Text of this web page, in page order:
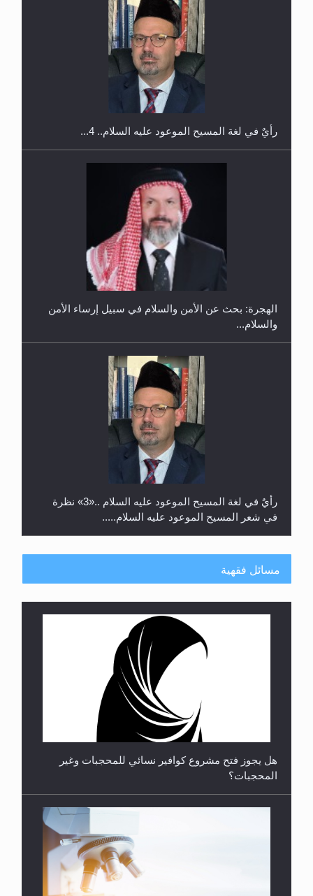
اليوم الوطني الرياضي لمجلس أنصار الله في هولندا
إتمام حفظ القرآن الكريم لثلاثة طلاب من مدرسة الحفظ
رأيٌ في لغة المسيح الموعود عليه السلام.. 4...
الهجرة: بحث عن الأمن والسلام في سبيل إرساء الأمن
والسلام...
رأيٌ في لغة المسيح الموعود عليه السلام ..«3» نظرة
في شعر المسيح الموعود عليه السلام.....
**الحصن الحصين من وساوس المعارضين ...**...
مسائل فقهية
هل يجوز فتح مشروع كوافير نسائي للمحجبات وغير
المحجبات؟